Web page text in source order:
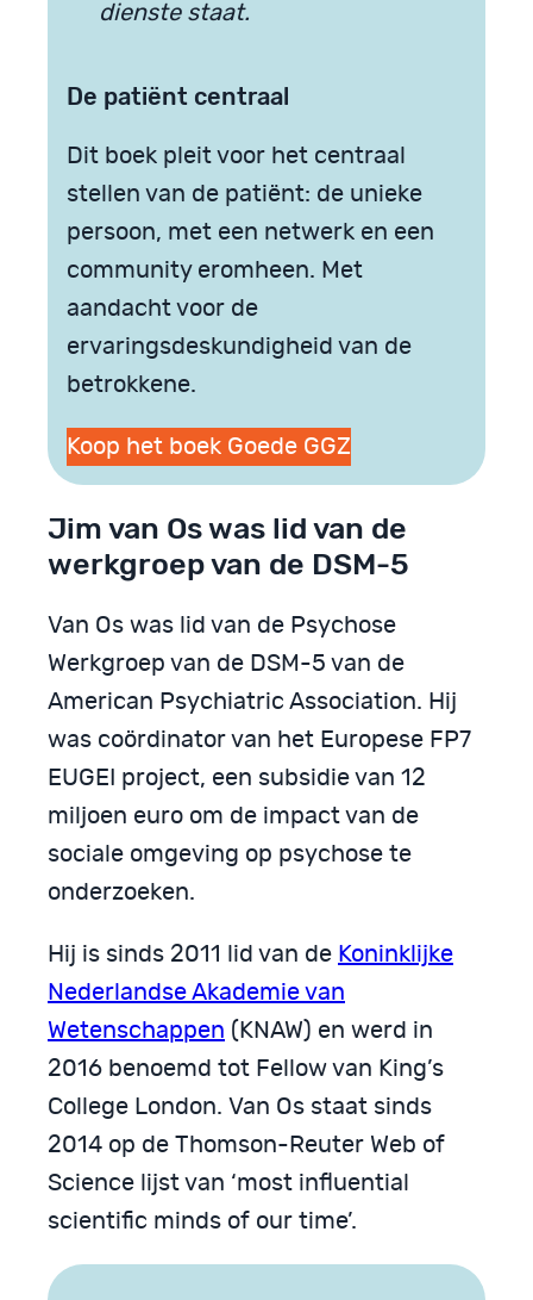
dienste staat.
De patiënt centraal
Dit boek pleit voor het centraal
stellen van de patiënt: de unieke
persoon, met een netwerk en een
community eromheen. Met
aandacht voor de
ervaringsdeskundigheid van de
betrokkene.
Koop het boek Goede GGZ
Jim van Os was lid van de
werkgroep van de DSM-5
Van Os was lid van de Psychose
Werkgroep van de DSM-5 van de
American Psychiatric Association. Hij
was coördinator van het Europese FP7
EUGEI project, een subsidie van 12
miljoen euro om de impact van de
sociale omgeving op psychose te
onderzoeken.
Hij is sinds 2011 lid van de Koninklijke
Nederlandse Akademie van
Wetenschappen (KNAW) en werd in
2016 benoemd tot Fellow van King’s
College London. Van Os staat sinds
2014 op de Thomson-Reuter Web of
Science lijst van ‘most influential
scientific minds of our time’.